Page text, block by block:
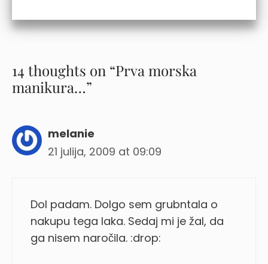
14 thoughts on “Prva morska
manikura…”
melanie
21 julija, 2009 at 09:09
Dol padam. Dolgo sem grubntala o
nakupu tega laka. Sedaj mi je žal, da
ga nisem naročila. :drop: